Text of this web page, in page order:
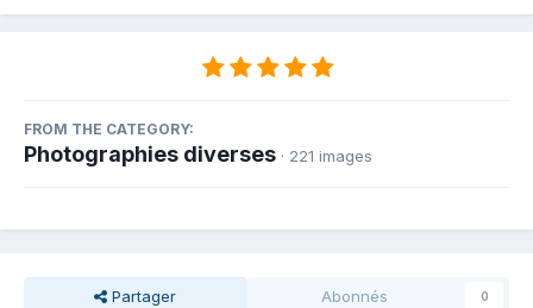
FROM THE CATEGORY:
Photographies diverses · 221 images
Partager Abonnés 0